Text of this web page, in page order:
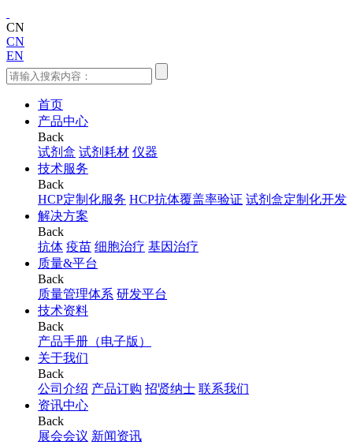
CN
CN
EN
首页
产品中心
Back
试剂盒 试剂耗材 仪器
技术服务
Back
HCP定制化服务 HCP抗体覆盖率验证 试剂盒定制化开发
解决方案
Back
抗体 疫苗 细胞治疗 基因治疗
质量&平台
Back
质量管理体系 研发平台
技术资料
Back
产品手册（电子版）
关于我们
Back
公司介绍 产品订购 招贤纳士 联系我们
资讯中心
Back
展会会议 新闻资讯